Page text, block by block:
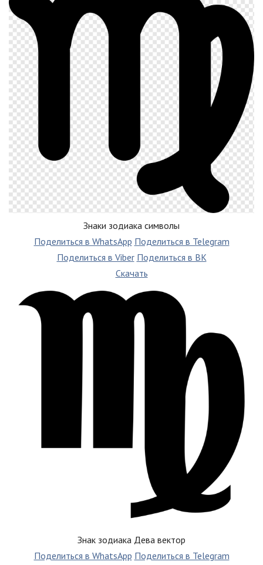
Знаки зодиака символы
Поделиться в WhatsApp Поделиться в Telegram
Поделиться в Viber Поделиться в ВК
Скачать
Знак зодиака Дева вектор
Поделиться в WhatsApp Поделиться в Telegram